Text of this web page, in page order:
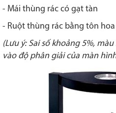
- Mái thùng rác có gạt tàn
- Ruột thùng rác bằng tôn hoa
(Lưu ý: Sai số khoảng 5%,
vào độ phân giải của màn